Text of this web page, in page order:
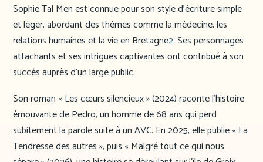
Sophie Tal Men est connue pour son style d’écriture simple
et léger, abordant des thèmes comme la médecine, les
relations humaines et la vie en Bretagne2. Ses personnages
attachants et ses intrigues captivantes ont contribué à son
succès auprès d’un large public.
Son roman « Les cœurs silencieux » (2024) raconte l’histoire
émouvante de Pedro, un homme de 68 ans qui perd
subitement la parole suite à un AVC. En 2025, elle publie « La
Tendresse des autres », puis « Malgré tout ce qui nous